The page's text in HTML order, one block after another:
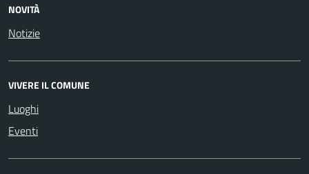
NOVITÀ
Notizie
VIVERE IL COMUNE
Luoghi
Eventi